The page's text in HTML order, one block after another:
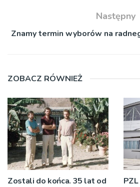
Następny
Znamy termin wyborów na
ZOBACZ RÓWNIEŻ
Zostali do końca. 35 lat od